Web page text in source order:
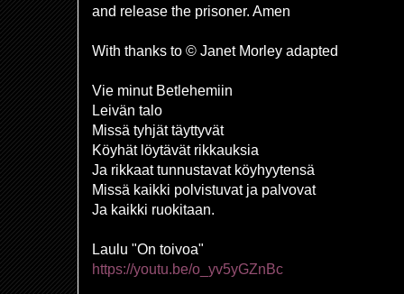
and release the prisoner. Amen
With thanks to © Janet Morley adapted
Vie minut Betlehemiin
Leivän talo
Missä tyhjät täyttyvät
Köyhät löytävät rikkauksia
Ja rikkaat tunnustavat köyhyytensä
Missä kaikki polvistuvat ja palvovat
Ja kaikki ruokitaan.
Laulu "On toivoa"
https://youtu.be/o_yv5yGZnBc